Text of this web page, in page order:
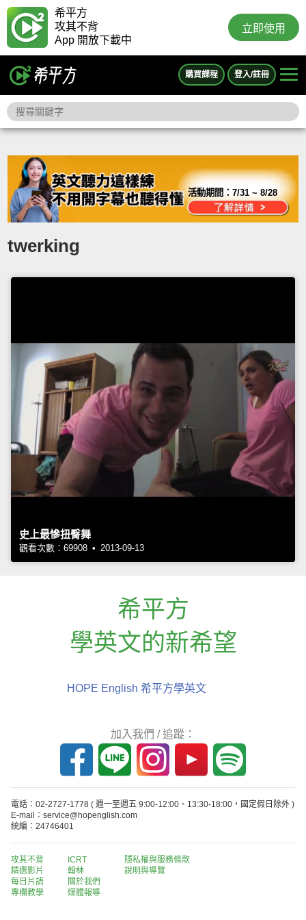
希平方
攻其不背
App 開放下載中
立即使用
購買課程 登入/註冊
活動期間：7/31 ~ 8/28
twerking
史上最慘扭臀舞
觀看次數：69908 • 2013-09-13
希平方
學英文的新希望
HOPE English 希平方學英文
加入我們 / 追蹤：
電話：02-2727-1778 ( 週一至週五 9:00-12:00、13:30-18:00，國定假日除外 )
E-mail：service@hopenglish.com
統編：24746401
攻其不背
精選影片
每日片語
專欄教學
ICRT
翰林
關於我們
媒體報導
隱私權與服務條款
說明與導覽